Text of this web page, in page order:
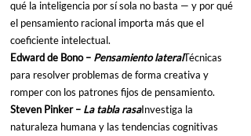
qué la inteligencia por sí sola no basta — y por qué
el pensamiento racional importa más que el
coeficiente intelectual.
Edward de Bono – Pensamiento lateralTécnicas
para resolver problemas de forma creativa y
romper con los patrones fijos de pensamiento.
Steven Pinker – La tabla rasaInvestiga la
naturaleza humana y las tendencias cognitivas